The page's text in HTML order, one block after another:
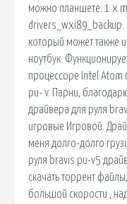
можно планшете: 1 х
drivers_wxi89_backup.
который может также
ноутбук.
процессоре Intel Atom
pu- v. Парни,
драйвера для руля
игровые Игровой.
меня долго-долго
руля bravis pu-v5
скачать торрент
большой скорости ,